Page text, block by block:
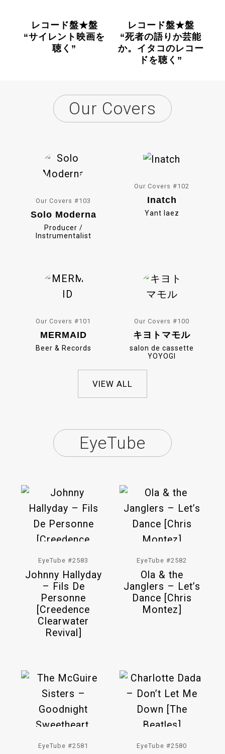
レコード盤★盤
“サイレント映画を
聴く”
レコード盤★盤
“死者の語りか芸能
か。イタコのレコー
ドを聴く”
Our Covers
Our Covers #103
Solo Moderna
Producer /
Instrumentalist
Our Covers #102
Inatch
Yant Iaez
Our Covers #101
MERMAID
Beer & Records
Our Covers #100
キヨトマモル
salon de cassette
YOYOGI
VIEW ALL
EyeTube
EyeTube #2583
Johnny Hallyday
– Fils De
Personne
[Creedence
Clearwater
Revival]
EyeTube #2582
Ola & the
Janglers – Let’s
Dance [Chris
Montez]
EyeTube #2581 EyeTube #2580